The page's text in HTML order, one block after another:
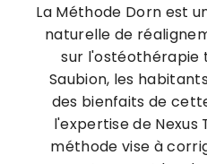
La Méthode Dorn est
naturelle de
sur l'ostéothérapie
Saubion, les
des bienfaits de
l'expertise de Nexus
méthode vise à